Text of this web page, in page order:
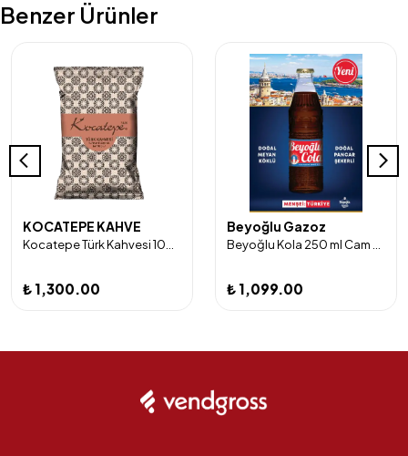
Benzer Ürünler
KOCATEPE KAHVE
₺ 1,300.00
Beyoğlu Gazoz
₺ 1,099.00